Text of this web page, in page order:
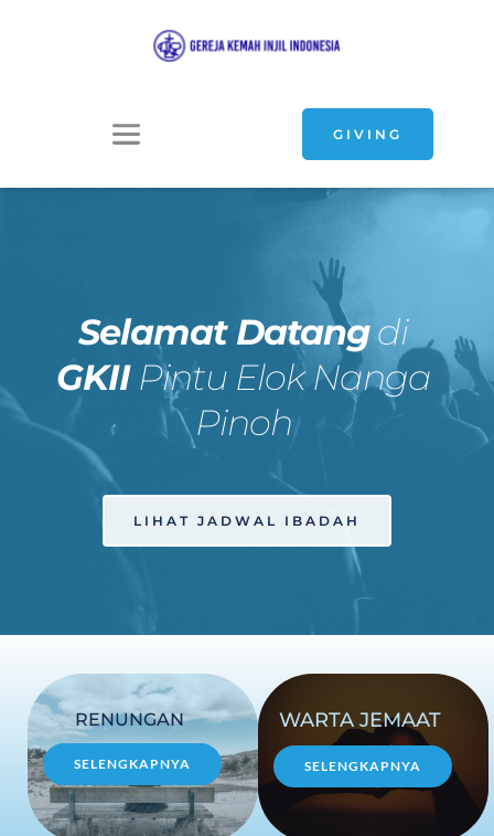
GIVING
Selamat Datang
di
GKII Pintu Elok Nanga
Pinoh
LIHAT JADWAL IBADAH
RENUNGAN
SELENGKAPNYA
WARTA JEMAAT
SELENGKAPNYA